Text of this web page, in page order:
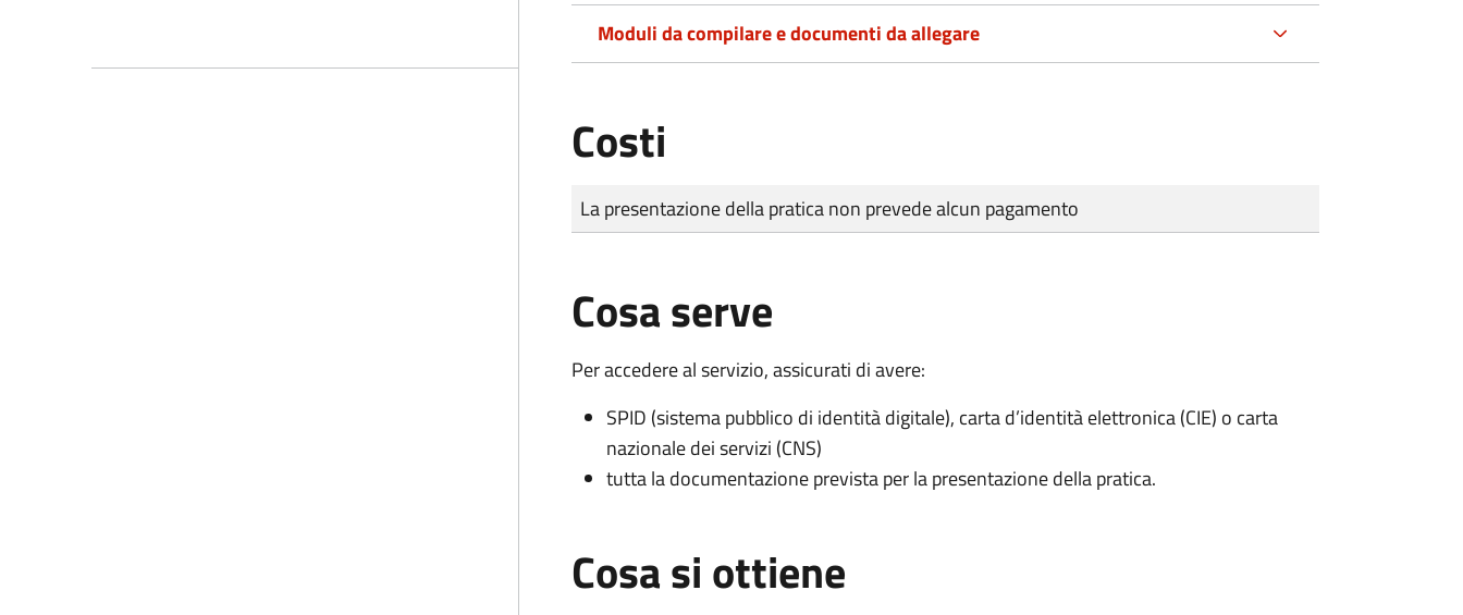
Moduli da compilare e documenti da allegare
Costi
Tipo di pagamento
Importo
La presentazione della pratica non prevede alcun pagamento
Cosa serve
Per accedere al servizio, assicurati di avere:
SPID (sistema pubblico di identità digitale), carta d’identità elettronica (CIE) o carta
nazionale dei servizi (CNS)
tutta la documentazione prevista per la presentazione della pratica.
Cosa si ottiene